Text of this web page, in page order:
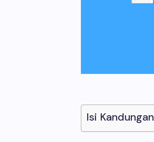
Isi Kandungan